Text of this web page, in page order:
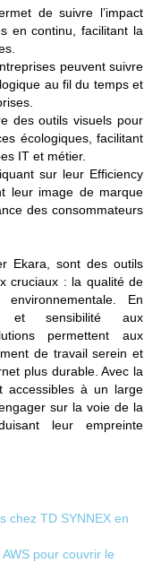
de suivre l’impact
en continu, facilitant la
peuvent suivre
au fil du temps et
des outils visuels pour
écologiques, facilitant
IT et métier.
sur leur Efficiency
leur image de marque
des consommateurs
Ekara, sont des outils
cruciaux : la qualité de
En
et sensibilité aux
permettent aux
de travail serein et
plus durable. Avec la
accessibles à un large
sur la voie de la
leur empreinte
chez TD SYNNEX en
pour couvrir le